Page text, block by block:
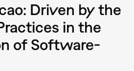
Driven by the
in the
of Software-